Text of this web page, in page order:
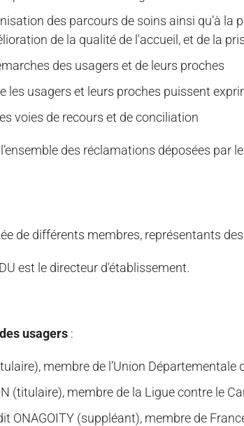
des parcours de soins ainsi qu’à
de la qualité de l'accueil, et de la
des usagers et de leurs proches
les usagers et leurs proches puissent
voies de recours et de conciliation
des réclamations déposées par
de différents membres, représentants
est le directeur d'établissement.
usagers :
membre de l’Union
(titulaire), membre de la Ligue contre le
ONAGOITY (suppléant), membre de